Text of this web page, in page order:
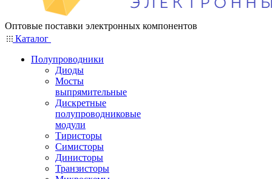
Оптовые поставки электронных компонентов
Каталог
Полупроводники
Диоды
Мосты
выпрямительные
Дискретные
полупроводниковые
модули
Тиристоры
Симисторы
Динисторы
Транзисторы